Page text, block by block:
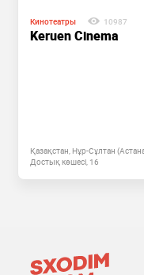
Кинотеатры 10987
Keruen Cinema
Қазақстан, Нұр-Сұлтан
Достық көшесі, 16